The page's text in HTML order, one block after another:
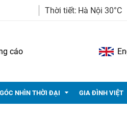
Thời tiết: Hà Nội 30°C
cáo
NHÌN THỜI ĐẠI GIA ĐÌNH VIỆT